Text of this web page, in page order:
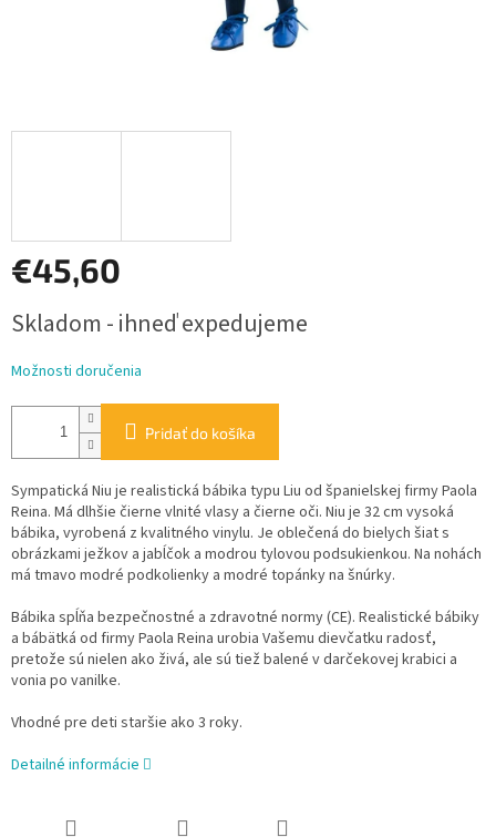
€45,60
cena:
Skladom - ihneď expedujeme
Možnosti doručenia
Pridať do košíka
Sympatická Niu je realistická bábika typu Liu od španielskej firmy Paola
Reina. Má dlhšie čierne vlnité vlasy a čierne oči. Niu je 32 cm vysoká
bábika, vyrobená z kvalitného vinylu. Je oblečená do bielych šiat s
obrázkami ježkov a jabĺčok a modrou tylovou podsukienkou. Na nohách
má tmavo modré podkolienky a modré topánky na šnúrky.
Bábika spĺňa bezpečnostné a zdravotné normy (CE). Realistické bábiky
a bábätká od firmy Paola Reina urobia Vašemu dievčatku radosť,
pretože sú nielen ako živá, ale sú tiež balené v darčekovej krabici a
vonia po vanilke.
Vhodné pre deti staršie ako 3 roky.
Detailné informácie